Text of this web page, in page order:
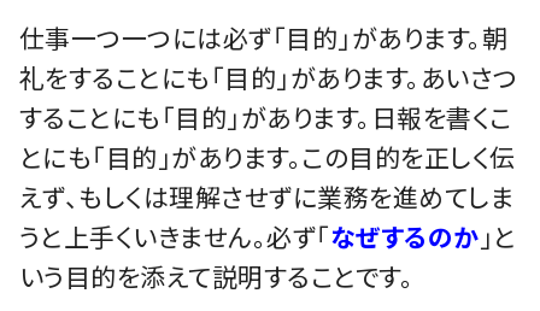
仕事一つ一つには必ず「目的」があります。朝
礼をすることにも「目的」があります。あいさつ
することにも「目的」があります。日報を書くこ
とにも「目的」があります。この目的を正しく伝
えず、もしくは理解させずに業務を進めてしま
うと上手くいきません。必ず「なぜするのか 」と
いう目的を添えて説明することです。